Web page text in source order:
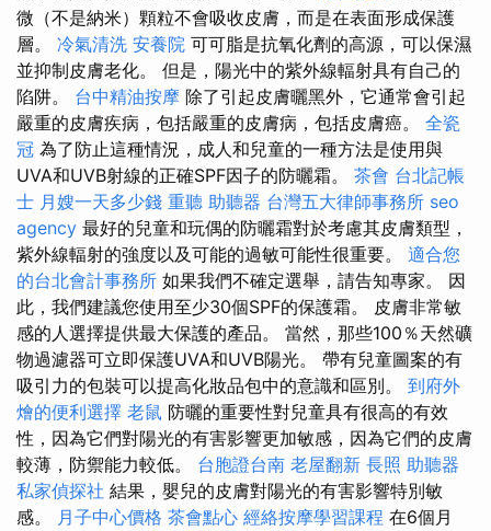
微（不是納米）顆粒不會吸收皮膚，而是在表面形成保護
層。 冷氣清洗 安養院 可可脂是抗氧化劑的高源，可以保濕
並抑制皮膚老化。 但是，陽光中的紫外線輻射具有自己的
陷阱。 台中精油按摩 除了引起皮膚曬黑外，它通常會引起
嚴重的皮膚疾病，包括嚴重的皮膚病，包括皮膚癌。 全瓷
冠 為了防止這種情況，成人和兒童的一種方法是使用與
UVA和UVB射線的正確SPF因子的防曬霜。 茶會 台北記帳
士 月嫂一天多少錢 重聽 助聽器 台灣五大律師事務所 seo
agency 最好的兒童和玩偶的防曬霜對於考慮其皮膚類型，
紫外線輻射的強度以及可能的過敏可能性很重要。 適合您
的台北會計事務所 如果我們不確定選舉，請告知專家。 因
此，我們建議您使用至少30個SPF的保護霜。 皮膚非常敏
感的人選擇提供最大保護的產品。 當然，那些100％天然礦
物過濾器可立即保護UVA和UVB陽光。 帶有兒童圖案的有
吸引力的包裝可以提高化妝品包中的意識和區別。 到府外
燴的便利選擇 老鼠 防曬的重要性對兒童具有很高的有效
性，因為它們對陽光的有害影響更加敏感，因為它們的皮膚
較薄，防禦能力較低。 台胞證台南 老屋翻新 長照 助聽器
私家偵探社 結果，嬰兒的皮膚對陽光的有害影響特別敏
感。 月子中心價格 茶會點心 經絡按摩學習課程 在6個月